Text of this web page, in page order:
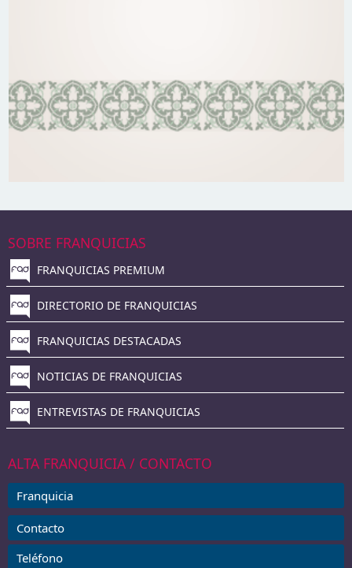
SOBRE FRANQUICIAS
FRANQUICIAS PREMIUM
DIRECTORIO DE FRANQUICIAS
FRANQUICIAS DESTACADAS
NOTICIAS DE FRANQUICIAS
ENTREVISTAS DE FRANQUICIAS
ALTA FRANQUICIA / CONTACTO